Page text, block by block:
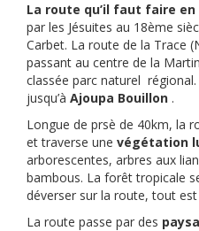
La route qu’il faut faire
par les Jésuites au 18ème
Carbet. La route de la Trace
passant au centre de la
classée parc naturel
jusqu’à Ajoupa Bouillon .
Longue de prsè de 40km, la
et traverse une végétation
arborescentes, arbres aux
bambous. La forêt tropicale
déverser sur la route, tout
La route passe par des